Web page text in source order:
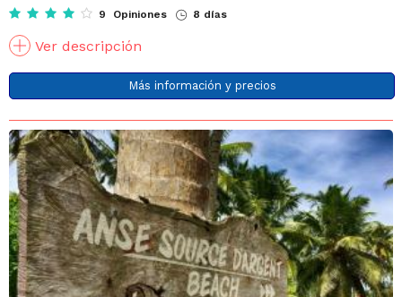
9 Opiniones 8 días
Ver descripción
Más información y precios